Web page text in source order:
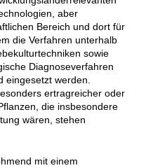
aber
Bereich und dort für
die Verfahren unterhalb
sowie
Diagnoseverfahren
eingesetzt werden.
ertragreicher oder
die insbesondere
wären, stehen
mit einem